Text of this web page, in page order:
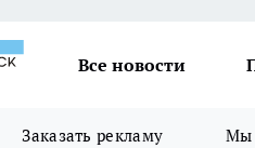
Все новости
Заказать рекламу Мы